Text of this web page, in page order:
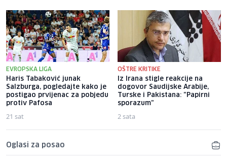
EVROPSKA LIGA
Haris Tabaković junak
Salzburga, pogledajte kako je
postigao prvijenac za pobjedu
protiv Pafosa
21 sat
OŠTRE KRITIKE
Iz Irana stigle reakcije na
dogovor Saudijske Arabije,
Turske i Pakistana: "Papirni
sporazum"
2 sata
Oglasi za posao